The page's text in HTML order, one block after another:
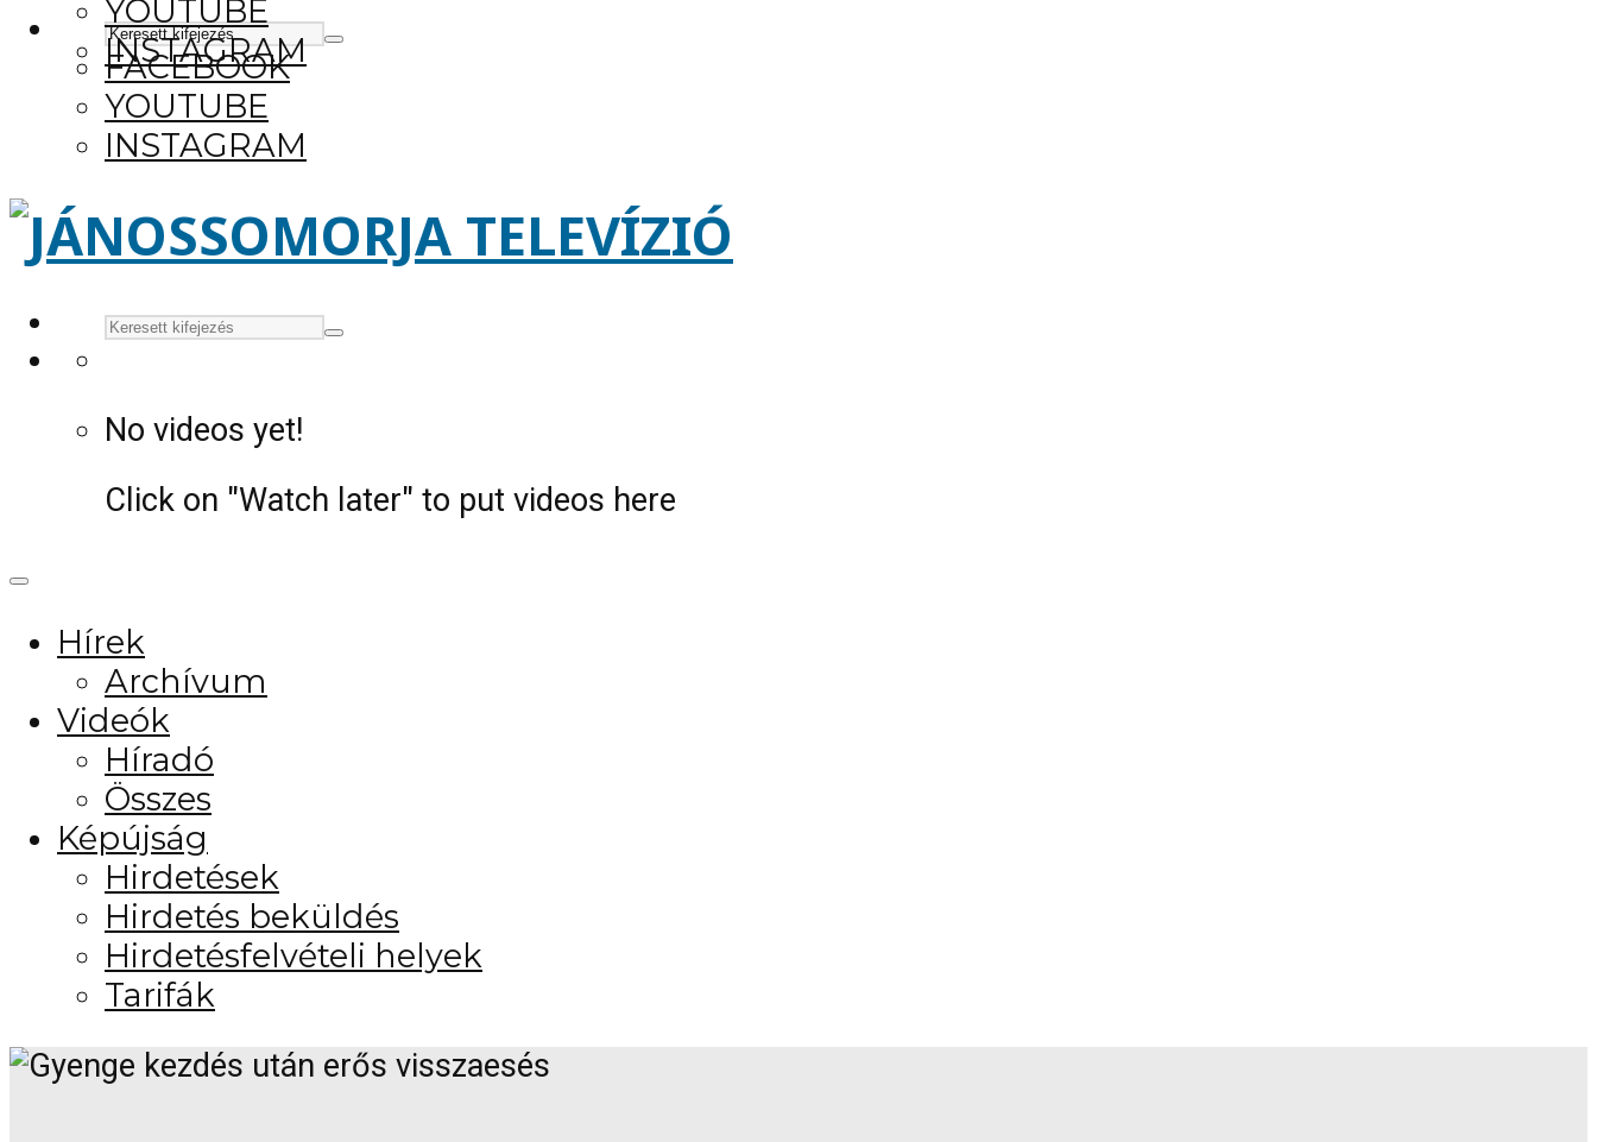
YOUTUBE
INSTAGRAM
FACEBOOK
YOUTUBE
INSTAGRAM
No videos yet!
Click on "Watch later" to put videos here
Hírek
Archívum
Videók
Híradó
Összes
Képújság
Hirdetések
Hirdetés beküldés
Hirdetésfelvételi helyek
Tarifák